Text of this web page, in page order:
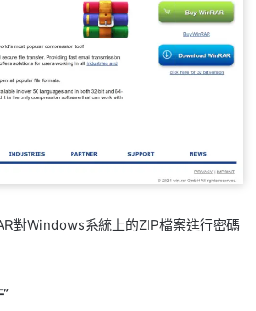
對Windows系統上的ZIP檔案進行密碼